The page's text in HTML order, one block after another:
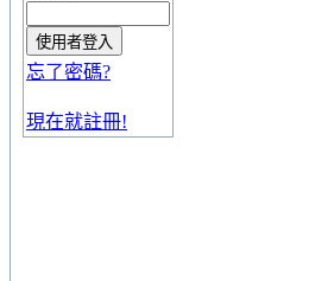
忘了密碼?
現在就註冊!